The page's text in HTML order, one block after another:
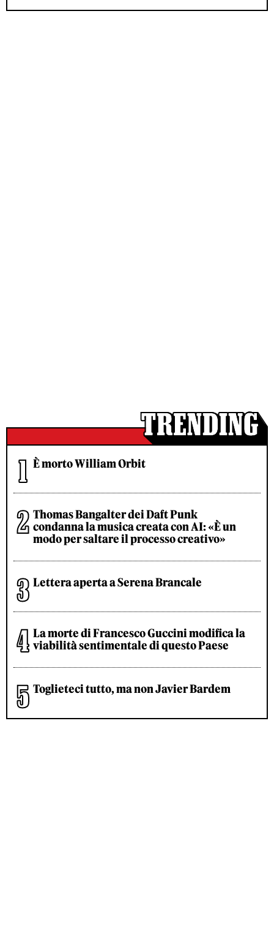
È morto William Orbit
Thomas Bangalter dei Daft Punk
condanna la musica creata con AI: «È un
modo per saltare il processo creativo»
Lettera aperta a Serena Brancale
La morte di Francesco Guccini modifica la
viabilità sentimentale di questo Paese
Toglieteci tutto, ma non Javier Bardem